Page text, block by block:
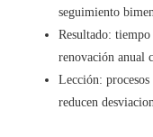
seguimiento
Resultado:
renovación anual
Lección:
reducen